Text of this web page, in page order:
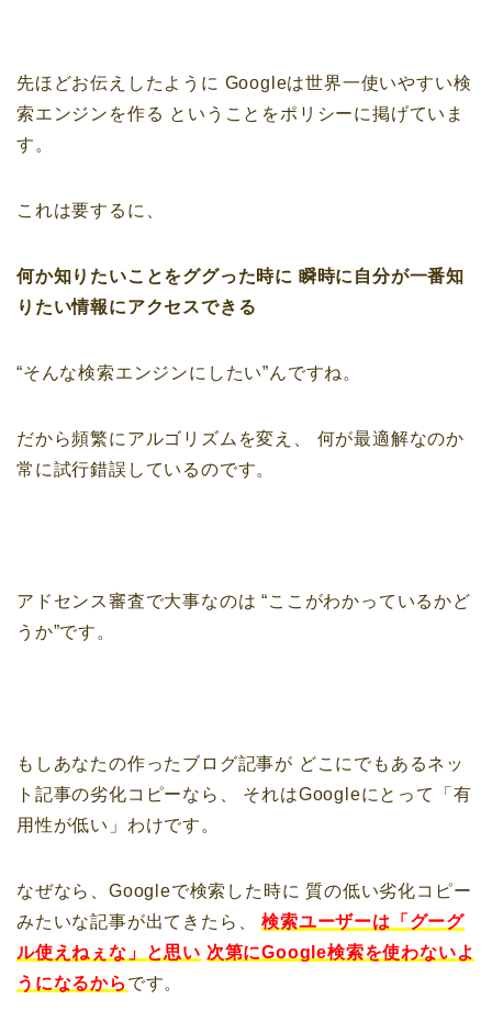
先ほどお伝えしたように Googleは世界一使いやすい検
索エンジンを作る ということをポリシーに掲げていま
す。
これは要するに、
何か知りたいことをググった時に 瞬時に自分が一番知
りたい情報にアクセスできる
“そんな検索エンジンにしたい”んですね。
だから頻繁にアルゴリズムを変え、
何が最適解なのか
常に試行錯誤しているのです。
アドセンス審査で大事なのは “ここがわかっているかど
うか”です。
もしあなたの作ったブログ記事が どこにでもあるネッ
ト記事の劣化コピーなら、
それはGoogleにとって「有
用性が低い」わけです。
なぜなら、Googleで検索した時に 質の低い劣化コピー
みたいな記事が出てきたら、
検索ユーザーは「グーグ
ル使えねぇな」と思い 次第にGoogle検索を使わないよ
うになるから です。